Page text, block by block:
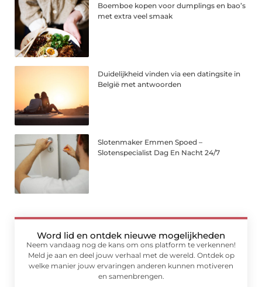
Boemboe kopen voor dumplings en bao’s
met extra veel smaak
Duidelijkheid vinden via een datingsite in
België met antwoorden
Slotenmaker Emmen Spoed –
Slotenspecialist Dag En Nacht 24/7
Word lid en ontdek nieuwe mogelijkheden
Neem vandaag nog de kans om ons platform te verkennen!
Meld je aan en deel jouw verhaal met de wereld. Ontdek op
welke manier jouw ervaringen anderen kunnen motiveren
en samenbrengen.